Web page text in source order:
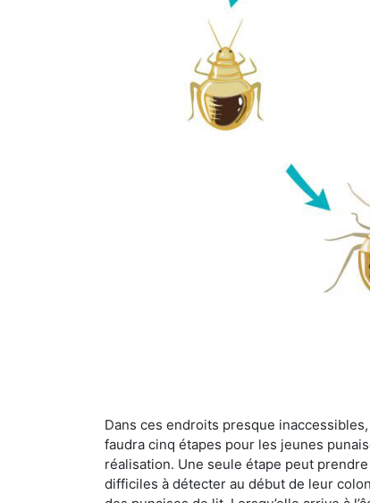
Dans ces endroits presque
faudra cinq étapes pour les jeunes
réalisation. Une seule étape peut
difficiles à détecter au début de leur